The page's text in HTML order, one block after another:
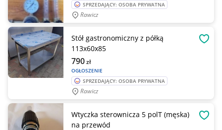
SPRZEDAJĄCY: OSOBA PRYWATNA
Rawicz
Stół gastronomiczny z półką
113x60x85
OGŁOSZENIE
790zł
SPRZEDAJĄCY: OSOBA PRYWATNA
Rawicz
Wtyczka sterownicza 5 polT (męska)
na przewód